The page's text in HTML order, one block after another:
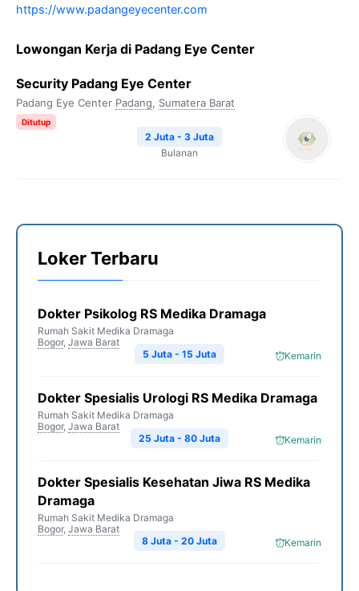
https://www.padangeyecenter.com
Lowongan Kerja di Padang Eye Center
Security Padang Eye Center
Padang Eye Center Padang, Sumatera Barat
Ditutup
2 Juta - 3 Juta
Bulanan
Loker Terbaru
Dokter Psikolog RS Medika Dramaga
Rumah Sakit Medika Dramaga
Bogor, Jawa Barat
Kemarin
5 Juta - 15 Juta
Dokter Spesialis Urologi RS Medika Dramaga
Rumah Sakit Medika Dramaga
Bogor, Jawa Barat
Kemarin
25 Juta - 80 Juta
Dokter Spesialis Kesehatan Jiwa RS Medika
Dramaga
Rumah Sakit Medika Dramaga
Bogor, Jawa Barat
Kemarin
8 Juta - 20 Juta